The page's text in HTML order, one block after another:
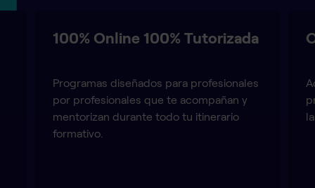
100% Online 100% Tutorizada
Programas diseñados para profesionales
por profesionales que te acompañan y
mentorizan durante todo tu itinerario
formativo.